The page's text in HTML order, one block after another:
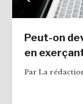
Peut-on
en
Par La